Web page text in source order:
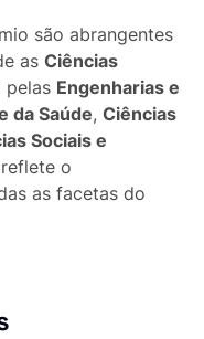
são abrangentes
as Ciências
pelas Engenharias e
da Saúde, Ciências
Sociais e
o
as facetas do